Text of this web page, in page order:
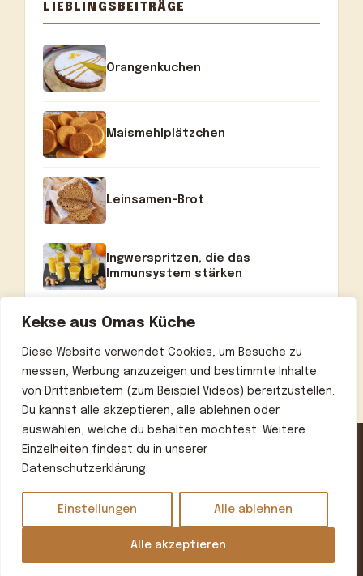
Kekse aus Omas Küche
Diese Website verwendet Cookies, um Besuche zu
messen, Werbung anzuzeigen und bestimmte Inhalte
von Drittanbietern (zum Beispiel Videos) bereitzustellen.
Du kannst alle akzeptieren, alle ablehnen oder
auswählen, welche du behalten möchtest. Weitere
Einzelheiten findest du in unserer
Datenschutzerklärung.
Einstellungen Alle ablehnen
Alle akzeptieren
LIEBLINGSBEITRÄGE
Orangenkuchen
Maismehlplätzchen
Leinsamen-Brot
Ingwerspritzen, die das
Immunsystem stärken
© 2026 Omas beste Rezepte• Erstellt mit